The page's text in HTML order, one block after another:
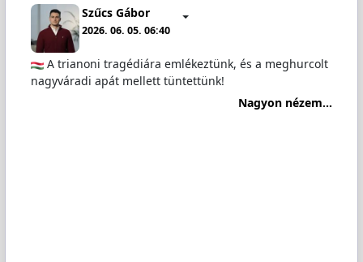
Szűcs Gábor
2026. 06. 05. 06:40
A trianoni tragédiára emlékeztünk, és a meghurcolt
nagyváradi apát mellett tüntettünk!
Nagyon nézem...